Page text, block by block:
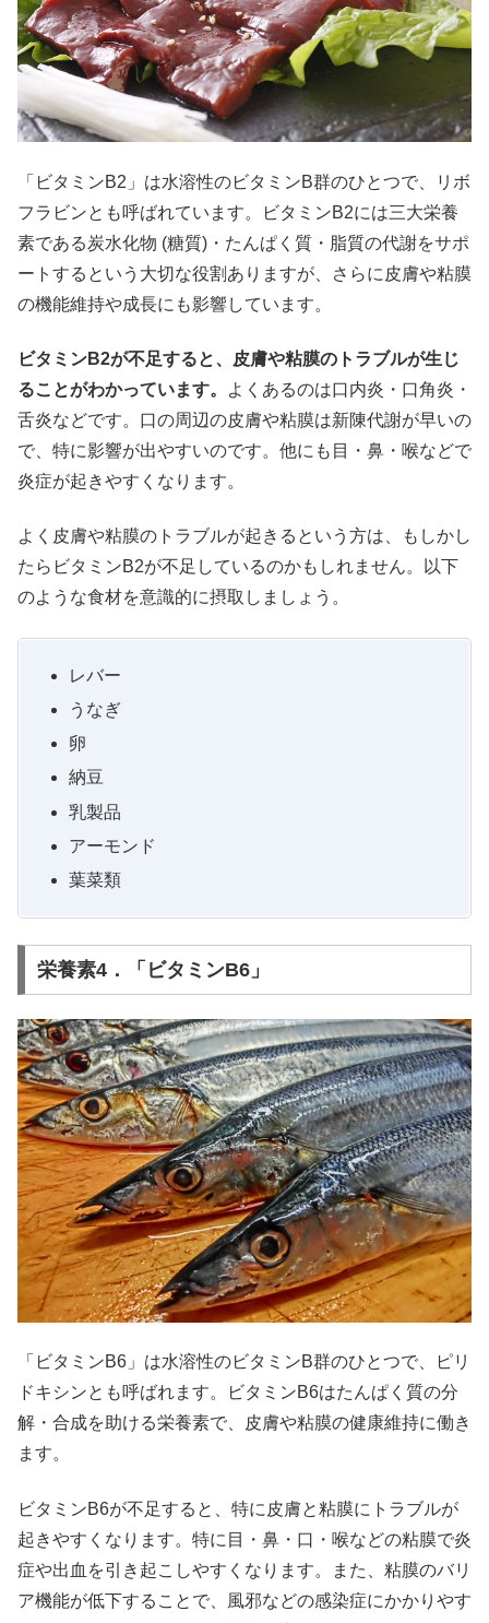
「ビタミンB2」は水溶性のビタミンB群のひとつで、リボ
フラビンとも呼ばれています。ビタミンB2には三大栄養
素である炭水化物 (糖質)・たんぱく質・脂質の代謝をサポ
ートするという大切な役割ありますが、さらに皮膚や粘膜
の機能維持や成長にも影響しています。
ビタミンB2が不足すると、皮膚や粘膜のトラブルが生じ
ることがわかっています。
よくあるのは口内炎・口角炎・
舌炎などです。口の周辺の皮膚や粘膜は新陳代謝が早いの
で、特に影響が出やすいのです。他にも目・鼻・喉などで
炎症が起きやすくなります。
よく皮膚や粘膜のトラブルが起きるという方は、もしかし
たらビタミンB2が不足しているのかもしれません。以下
のような食材を意識的に摂取しましょう。
レバー
うなぎ
卵
納豆
乳製品
アーモンド
葉菜類
栄養素4．「ビタミンB6」
「ビタミンB6」は水溶性のビタミンB群のひとつで、ピリ
ドキシンとも呼ばれます。ビタミンB6はたんぱく質の分
解・合成を助ける栄養素で、皮膚や粘膜の健康維持に働き
ます。
ビタミンB6が不足すると、特に皮膚と粘膜にトラブルが
起きやすくなります。特に目・鼻・口・喉などの粘膜で炎
症や出血を引き起こしやすくなります。また、粘膜のバリ
ア機能が低下することで、風邪などの感染症にかかりやす